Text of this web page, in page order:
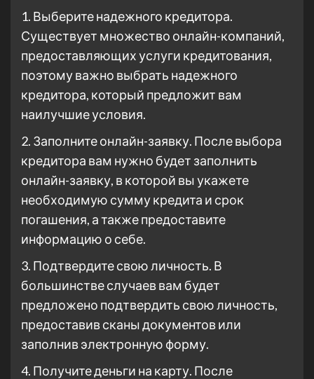
1. Выберите надежного кредитора.
Существует множество онлайн-компаний,
предоставляющих услуги кредитования,
поэтому важно выбрать надежного
кредитора, который предложит вам
наилучшие условия.
2. Заполните онлайн-заявку. После выбора
кредитора вам нужно будет заполнить
онлайн-заявку, в которой вы укажете
необходимую сумму кредита и срок
погашения, а также предоставите
информацию о себе.
3. Подтвердите свою личность. В
большинстве случаев вам будет
предложено подтвердить свою личность,
предоставив сканы документов или
заполнив электронную форму.
4. Получите деньги на карту. После